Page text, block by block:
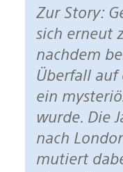
Zur Story: George und Nico müssen
sich erneut
nachdem
Überfall auf
ein
wurde. Die
nach
mutiert